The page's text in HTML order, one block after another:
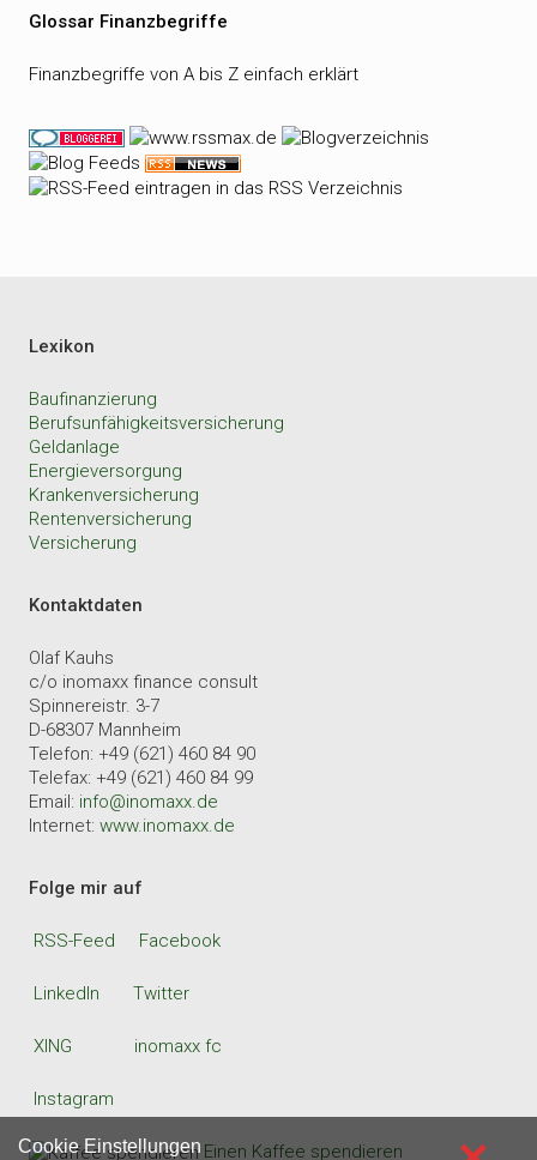
Glossar Finanzbegriffe
Finanzbegriffe von A bis Z einfach erklärt
Lexikon
Baufinanzierung
Berufsunfähigkeitsversicherung
Geldanlage
Energieversorgung
Krankenversicherung
Rentenversicherung
Versicherung
Kontaktdaten
Olaf Kauhs
c/o inomaxx finance consult
Spinnereistr. 3-7
D-68307 Mannheim
Telefon: +49 (621) 460 84 90
Telefax: +49 (621) 460 84 99
Email: info@inomaxx.de
Internet: www.inomaxx.de
Folge mir auf
RSS-Feed Facebook
LinkedIn Twitter
XING inomaxx fc
Instagram
Einen Kaffee spendieren
Cookie Einstellungen